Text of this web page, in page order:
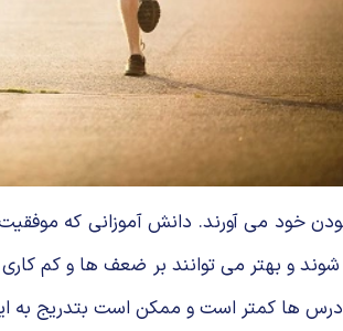
خود می آورند. دانش آموزانی که
و بهتر می توانند بر ضعف ها و کم کاری
کمتر است و ممکن است بتدریج به